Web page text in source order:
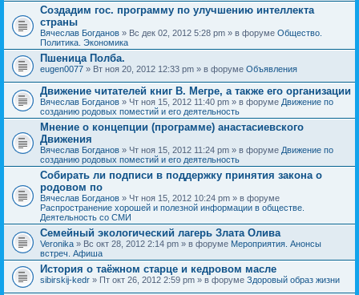
Создадим гос. программу по улучшению интеллекта
страны
Вячеслав Богданов » Вс дек 02, 2012 5:28 pm » в форуме Общество.
Политика. Экономика
Пшеница Полба.
eugen0077 » Вт ноя 20, 2012 12:33 pm » в форуме Объявления
Движение читателей книг В. Мегре, а также его организации
Вячеслав Богданов » Чт ноя 15, 2012 11:40 pm » в форуме Движение по
созданию родовых поместий и его деятельность
Мнение о концепции (программе) анастасиевского
Движения
Вячеслав Богданов » Чт ноя 15, 2012 11:24 pm » в форуме Движение по
созданию родовых поместий и его деятельность
Собирать ли подписи в поддержку принятия закона о
родовом по
Вячеслав Богданов » Чт ноя 15, 2012 10:24 pm » в форуме
Распространение хорошей и полезной информации в обществе.
Деятельность со СМИ
Семейный экологический лагерь Злата Олива
Veronika » Вс окт 28, 2012 2:14 pm » в форуме Мероприятия. Анонсы
встреч. Афиша
История о таёжном старце и кедровом масле
sibirskij-kedr » Пт окт 26, 2012 2:59 pm » в форуме Здоровый образ жизни